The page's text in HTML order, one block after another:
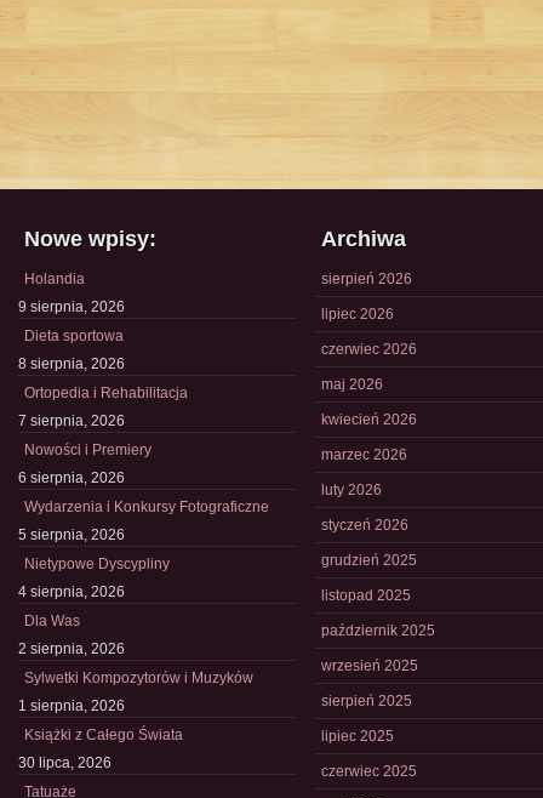
Nowe wpisy:
Holandia
9 sierpnia, 2026
Dieta sportowa
8 sierpnia, 2026
Ortopedia i Rehabilitacja
7 sierpnia, 2026
Nowości i Premiery
6 sierpnia, 2026
Wydarzenia i Konkursy Fotograficzne
5 sierpnia, 2026
Nietypowe Dyscypliny
4 sierpnia, 2026
Dla Was
2 sierpnia, 2026
Sylwetki Kompozytorów i Muzyków
1 sierpnia, 2026
Książki z Całego Świata
30 lipca, 2026
Tatuaże
Archiwa
sierpień 2026
lipiec 2026
czerwiec 2026
maj 2026
kwiecień 2026
marzec 2026
luty 2026
styczeń 2026
grudzień 2025
listopad 2025
październik 2025
wrzesień 2025
sierpień 2025
lipiec 2025
czerwiec 2025